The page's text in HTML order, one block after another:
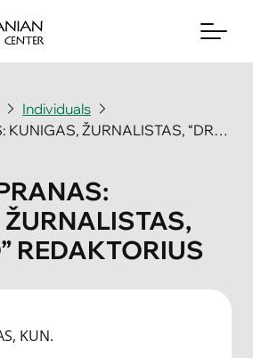
Individuals
GARŠVA, PRANAS: KUNIGAS, ŽURNALISTAS, “DRAUGO” REDAKTORIUS
REDAKTORIUS
KUN.